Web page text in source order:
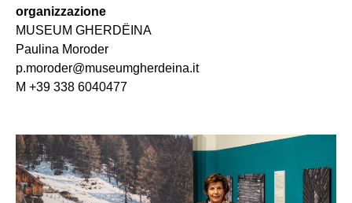
organizzazione
MUSEUM GHERDËINA
Paulina Moroder
p.moroder@museumgherdeina.it
M +39 338 6040477